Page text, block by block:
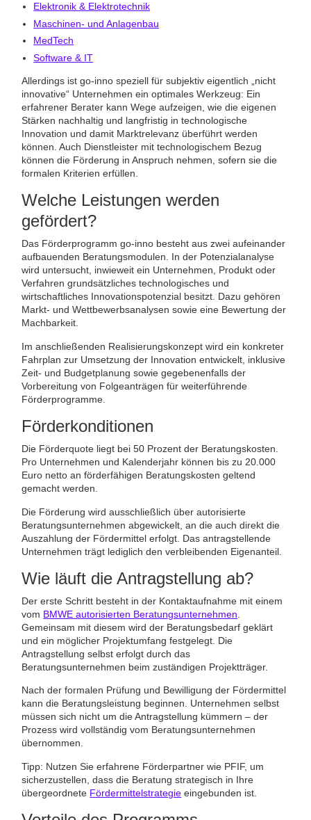
Elektronik & Elektrotechnik
Maschinen- und Anlagenbau
MedTech
Software & IT
Allerdings ist go-inno speziell für subjektiv eigentlich „nicht
innovative“ Unternehmen ein optimales Werkzeug: Ein
erfahrener Berater kann Wege aufzeigen, wie die eigenen
Stärken nachhaltig und langfristig in technologische
Innovation und damit Marktrelevanz überführt werden
können. Auch Dienstleister mit technologischem Bezug
können die Förderung in Anspruch nehmen, sofern sie die
formalen Kriterien erfüllen.
Welche Leistungen werden
gefördert?
Das Förderprogramm go-inno besteht aus zwei aufeinander
aufbauenden Beratungsmodulen. In der Potenzialanalyse
wird untersucht, inwieweit ein Unternehmen, Produkt oder
Verfahren grundsätzliches technologisches und
wirtschaftliches Innovationspotenzial besitzt. Dazu gehören
Markt- und Wettbewerbsanalysen sowie eine Bewertung der
Machbarkeit.
Im anschließenden Realisierungskonzept wird ein konkreter
Fahrplan zur Umsetzung der Innovation entwickelt, inklusive
Zeit- und Budgetplanung sowie gegebenenfalls der
Vorbereitung von Folgeanträgen für weiterführende
Förderprogramme.
Förderkonditionen
Die Förderquote liegt bei 50 Prozent der Beratungskosten.
Pro Unternehmen und Kalenderjahr können bis zu 20.000
Euro netto an förderfähigen Beratungskosten geltend
gemacht werden.
Die Förderung wird ausschließlich über autorisierte
Beratungsunternehmen abgewickelt, an die auch direkt die
Auszahlung der Fördermittel erfolgt. Das antragstellende
Unternehmen trägt lediglich den verbleibenden Eigenanteil.
Wie läuft die Antragstellung ab?
Der erste Schritt besteht in der Kontaktaufnahme mit einem
vom BMWE autorisierten Beratungsunternehmen
Gemeinsam mit diesem wird der Beratungsbedarf geklärt
und ein möglicher Projektumfang festgelegt. Die
Antragstellung selbst erfolgt durch das
Beratungsunternehmen beim zuständigen Projektträger.
Nach der formalen Prüfung und Bewilligung der Fördermittel
kann die Beratungsleistung beginnen. Unternehmen selbst
müssen sich nicht um die Antragstellung kümmern – der
Prozess wird vollständig vom Beratungsunternehmen
übernommen.
Tipp: Nutzen Sie erfahrene Förderpartner wie PFIF, um
sicherzustellen, dass die Beratung strategisch in Ihre
übergeordnete Fördermittelstrategie eingebunden ist.